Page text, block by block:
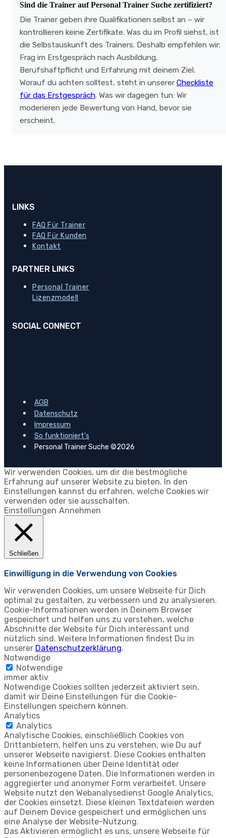
Sind die Trainer auf Personal Trainer Suche zertifiziert?
Die Trainer geben ihre Qualifikationen selbst an – wir
kontrollieren keine Zertifikate. Was du im Profil siehst, ist
die Selbstauskunft des Trainers. Deshalb empfehlen wir:
Frag im Erstgespräch nach Ausbildung,
Berufshaftpflicht und Erfahrung mit deinem Ziel.
Worauf du achten solltest, steht in unserer Checkliste
für das Erstgespräch. Was wir dagegen tun: Wir
moderieren jede Bewertung von Hand, bevor sie
erscheint.
LINKS
FAQ Für Trainer
FAQ Für Kunden
Kontakt
PARTNER LINKS
Personal Trainer
Lizenzmodell
SOCIAL CONNECT
AGB
Datenschutz
Impressum
So funktioniert's
Personal Trainer Suche ©2026
Wir verwenden Cookies, um dir die bestmögliche
Erfahrung auf unserer Website zu bieten. In den
Einstellungen kannst du erfahren, welche Cookies wir
verwenden oder sie ausschalten.
Einstellungen Annehmen
Schließen
Einwilligung in die Verwendung von Cookies
Wir verwenden Cookies, um unsere Webseite für Dich
optimal zu gestalten, zu verbessern und zu analysieren.
Cookie-Informationen werden in Deinem Browser
gespeichert und helfen uns zu verstehen, welche
Abschnitte der Website für Dich interessant und
nützlich sind. Weitere Informationen findest Du in
unserer Datenschutzerklärung.
Notwendige
Notwendige
immer aktiv
Notwendige Cookies sollten jederzeit aktiviert sein,
damit wir Deine Einstellungen für die Cookie-
Einstellungen speichern können.
Analytics
Analytics
Analytische Cookies, einschließlich Cookies von
Drittanbietern, helfen uns zu verstehen, wie Du auf
unserer Webseite navigierst. Diese Cookies enthalten
keine Informationen über Deine Identität oder
personenbezogene Daten. Die Informationen werden in
aggregierter und anonymer Form verarbeitet. Unsere
Website nutzt den Webanalysedienst Google Analytics,
der Cookies einsetzt. Diese kleinen Textdateien werden
auf Deinem Device gespeichert und ermöglichen uns
eine Analyse der Website-Nutzung.
Das Aktivieren ermöglicht es uns, unsere Webseite für